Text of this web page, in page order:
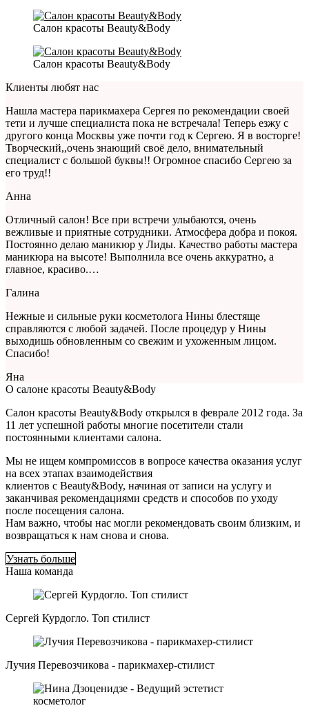
Салон красоты Beauty&Body
Салон красоты Beauty&Body
Клиенты любят нас
Нашла мастера парикмахера Сергея по рекомендации своей
тети и лучше специалиста пока не встречала! Теперь езжу с
другого конца Москвы уже почти год к Сергею. Я в восторге!
Творческий,,очень знающий своё дело, внимательный
специалист с большой буквы!! Огромное спасибо Сергею за
его труд!!
Анна
Отличный салон! Все при встречи улыбаются, очень
вежливые и приятные сотрудники. Атмосфера добра и покоя.
Постоянно делаю маникюр у Лиды. Качество работы мастера
маникюра на высоте! Выполнила все очень аккуратно, а
главное, красиво.…
Галина
Нежные и сильные руки косметолога Нины блестяще
справляются с любой задачей. После процедур у Нины
выходишь обновленным со свежим и ухоженным лицом.
Спасибо!
Яна
О салоне красоты Beauty&Body
Салон красоты Beauty&Body открылся в феврале 2012 года. За
11 лет успешной работы многие посетители стали
постоянными клиентами салона.
Мы не ищем компромиссов в вопросе качества оказания услуг
на всех этапах взаимодействия
клиентов с Beauty&Body, начиная от записи на услугу и
заканчивая рекомендациями средств и способов по уходу
после посещения салона.
Нам важно, чтобы нас могли рекомендовать своим близким, и
возвращаться к нам снова и снова.
Узнать больше
Наша команда
Сергей Курдогло. Топ стилист
Лучия Перевозчикова - парикмахер-стилист